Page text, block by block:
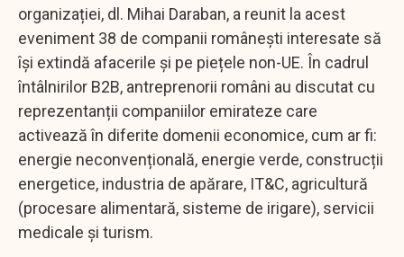
organizației, dl. Mihai Daraban, a reunit la acest
eveniment 38 de companii românești interesate să
își extindă afacerile și pe piețele non-UE. În cadrul
întâlnirilor B2B, antreprenorii români au discutat cu
reprezentanții companiilor emirateze care
activează în diferite domenii economice, cum ar fi:
energie neconvențională, energie verde, construcții
energetice, industria de apărare, IT&C, agricultură
(procesare alimentară, sisteme de irigare), servicii
medicale și turism.